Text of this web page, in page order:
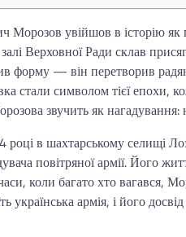
Морозов увійшов в історію
Верховної Ради склав
форму — він перетворив
стали символом тієї епохи,
звучить як
в шахтарському селищі
повітряної армії. Його
коли багато хто вагався,
українська армія, і його